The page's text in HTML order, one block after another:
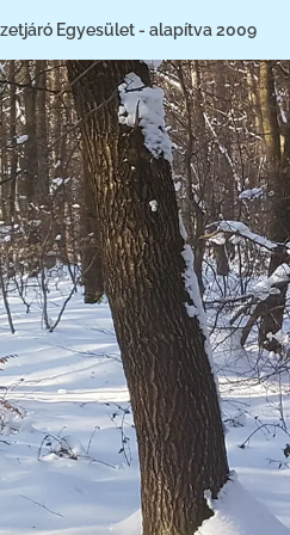
Egyesület - alapítva 2009